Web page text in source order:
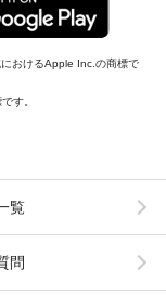
おけるApple Inc.の商標で
す。
覧
問